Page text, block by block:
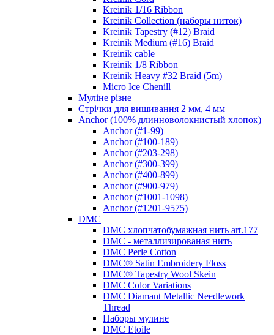
Kreinik 1/16 Ribbon
Kreinik Collection (наборы ниток)
Kreinik Tapestry (#12) Braid
Kreinik Medium (#16) Braid
Kreinik cable
Kreinik 1/8 Ribbon
Kreinik Heavy #32 Braid (5m)
Micro Ice Chenill
Муліне різне
Стрічки для вишивання 2 мм, 4 мм
Anchor (100% длинноволокнистый хлопок)
Anchor (#1-99)
Anchor (#100-189)
Anchor (#203-298)
Anchor (#300-399)
Anchor (#400-899)
Anchor (#900-979)
Anchor (#1001-1098)
Anchor (#1201-9575)
DMC
DMC хлопчатобумажная нить art.177
DMC - металлизированая нить
DMC Perle Cotton
DMC® Satin Embroidery Floss
DMC® Tapestry Wool Skein
DMC Color Variations
DMC Diamant Metallic Needlework
Thread
Наборы мулине
DMC Etoile